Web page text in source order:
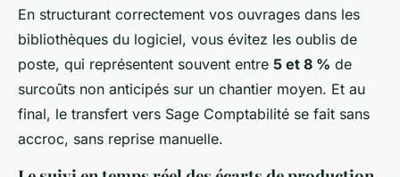
En structurant correctement vos ouvrages dans les
bibliothèques du logiciel, vous évitez les oublis de
poste, qui représentent souvent entre 5 et 8 % de
surcoûts non anticipés sur un chantier moyen. Et au
final, le transfert vers Sage Comptabilité se fait sans
accroc, sans reprise manuelle.